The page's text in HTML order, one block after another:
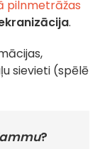
pilnmetrāžas
.
sievieti (spēlē
?